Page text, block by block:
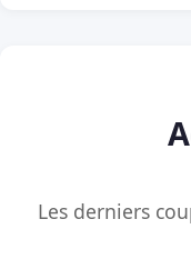
Les derniers